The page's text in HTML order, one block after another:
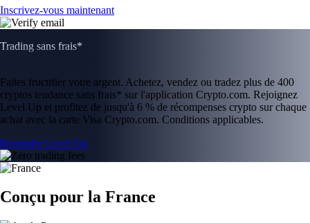
Inscrivez-vous maintenant
Trading sans frais*
Faites fructifier votre argent. Achetez, vendez ou tradez plus de 400
cryptos tendance sans frais* sur l'application Crypto.com. Rejoignez
Level Up et profitez de jusqu'à 6 % de récompenses crypto sur chaque
achat avec la carte Visa Crypto.com. Conditions applicables.
Rejoindre Level Up
Conçu pour la France